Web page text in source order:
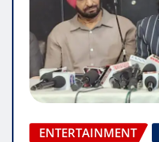
ENTERTAINMENT